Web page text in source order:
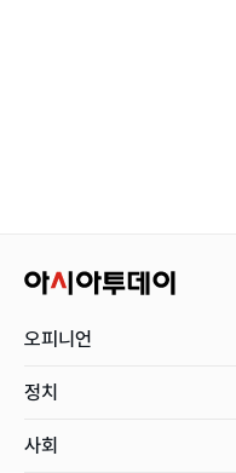
오피니언
정치
사회